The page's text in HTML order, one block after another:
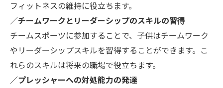
フィットネスの維持に役立ちます。
／チームワークとリーダーシップのスキルの習得
チームスポーツに参加することで、子供はチームワーク
やリーダーシップスキルを習得することができます。こ
れらのスキルは将来の職場で役立ちます。
／プレッシャーへの対処能力の発達